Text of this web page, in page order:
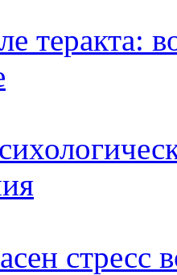
теракта:
стресс